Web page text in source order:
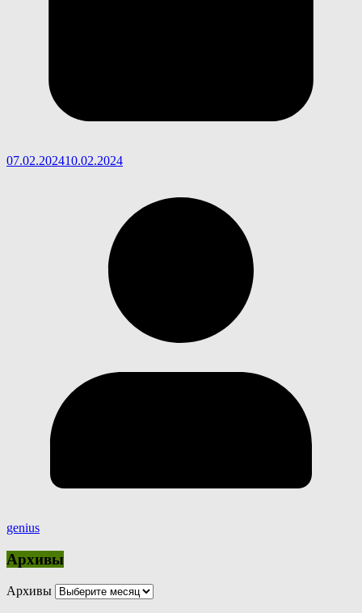
07.02.202410.02.2024
genius
Архивы
Архивы